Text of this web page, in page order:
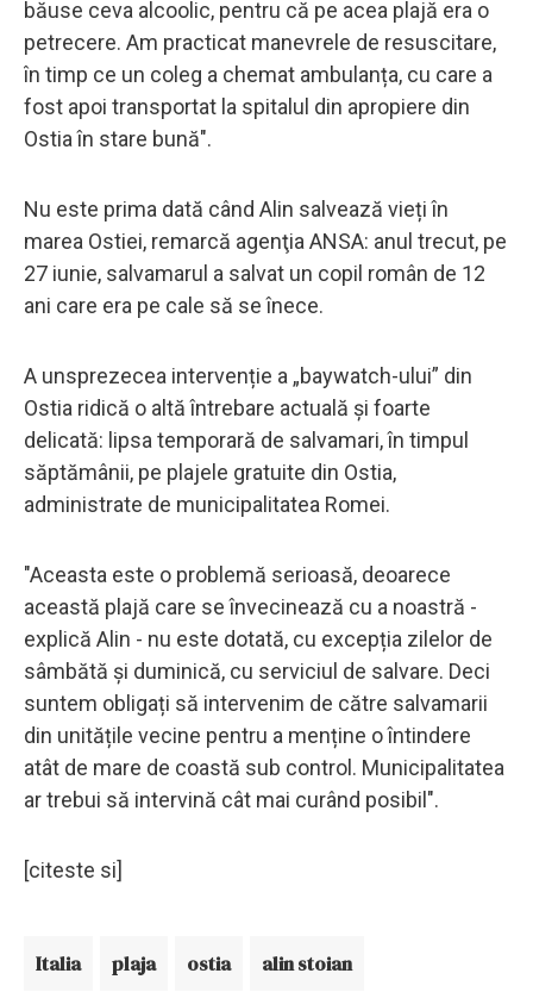
băuse ceva alcoolic, pentru că pe acea plajă era o
petrecere. Am practicat manevrele de resuscitare,
în timp ce un coleg a chemat ambulanța, cu care a
fost apoi transportat la spitalul din apropiere din
Ostia în stare bună".
Nu este prima dată când Alin salvează vieți în
marea Ostiei, remarcă agenţia ANSA: anul trecut, pe
27 iunie, salvamarul a salvat un copil român de 12
ani care era pe cale să se înece.
A unsprezecea intervenție a „baywatch-ului” din
Ostia ridică o altă întrebare actuală și foarte
delicată: lipsa temporară de salvamari, în timpul
săptămânii, pe plajele gratuite din Ostia,
administrate de municipalitatea Romei.
"Aceasta este o problemă serioasă, deoarece
această plajă care se învecinează cu a noastră -
explică Alin - nu este dotată, cu excepția zilelor de
sâmbătă și duminică, cu serviciul de salvare. Deci
suntem obligați să intervenim de către salvamarii
din unitățile vecine pentru a menține o întindere
atât de mare de coastă sub control. Municipalitatea
ar trebui să intervină cât mai curând posibil".
[citeste si]
Italia plaja ostia alin stoian